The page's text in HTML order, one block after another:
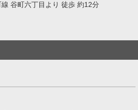
谷町六丁目より 徒歩 約12分